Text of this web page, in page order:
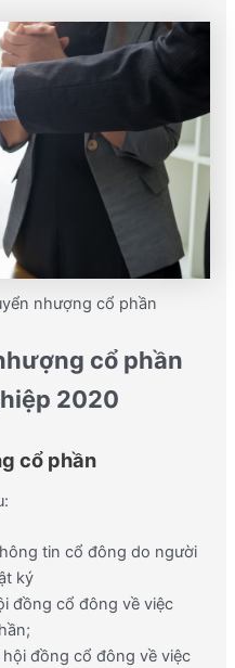
nhượng cổ phần
cổ phần
2020
cổ phần
tin cổ đông do người
ký
đồng cổ đông về việc
đồng cổ đông về việc